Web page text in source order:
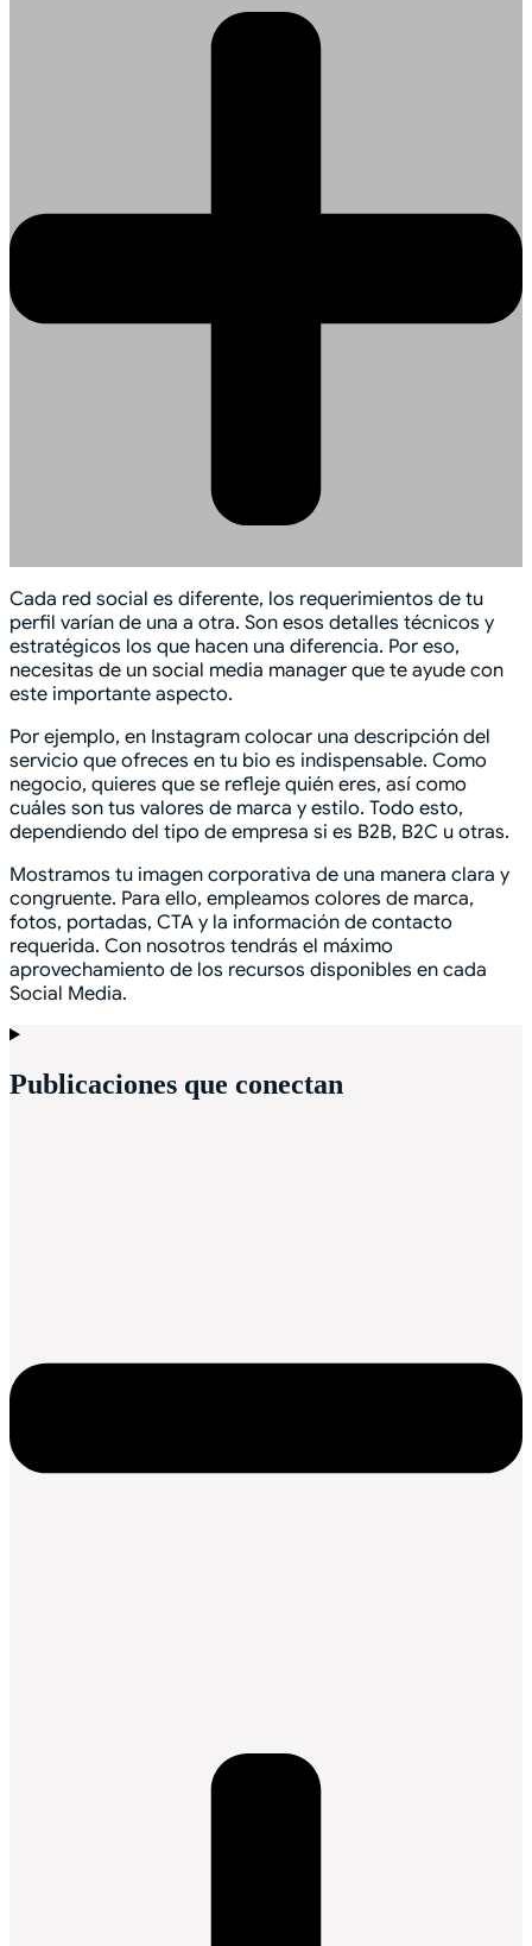
Cada red social es diferente, los requerimientos de tu
perfil varían de una a otra. Son esos detalles técnicos y
estratégicos los que hacen una diferencia. Por eso,
necesitas de un social media manager que te ayude con
este importante aspecto.
Por ejemplo, en Instagram colocar una descripción del
servicio que ofreces en tu bio es indispensable. Como
negocio, quieres que se refleje quién eres, así como
cuáles son tus valores de marca y estilo. Todo esto,
dependiendo del tipo de empresa si es B2B, B2C u otras.
Mostramos tu imagen corporativa de una manera clara y
congruente. Para ello, empleamos colores de marca,
fotos, portadas, CTA y la información de contacto
requerida. Con nosotros tendrás el máximo
aprovechamiento de los recursos disponibles en cada
Social Media.
Publicaciones que conectan